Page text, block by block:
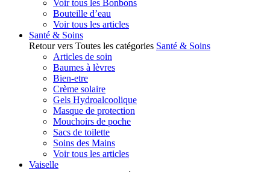
Voir tous les Bonbons
Bouteille d’eau
Voir tous les articles
Santé & Soins
Retour vers Toutes les catégories Santé & Soins
Articles de soin
Baumes à lèvres
Bien-etre
Crème solaire
Gels Hydroalcoolique
Masque de protection
Mouchoirs de poche
Sacs de toilette
Soins des Mains
Voir tous les articles
Vaiselle